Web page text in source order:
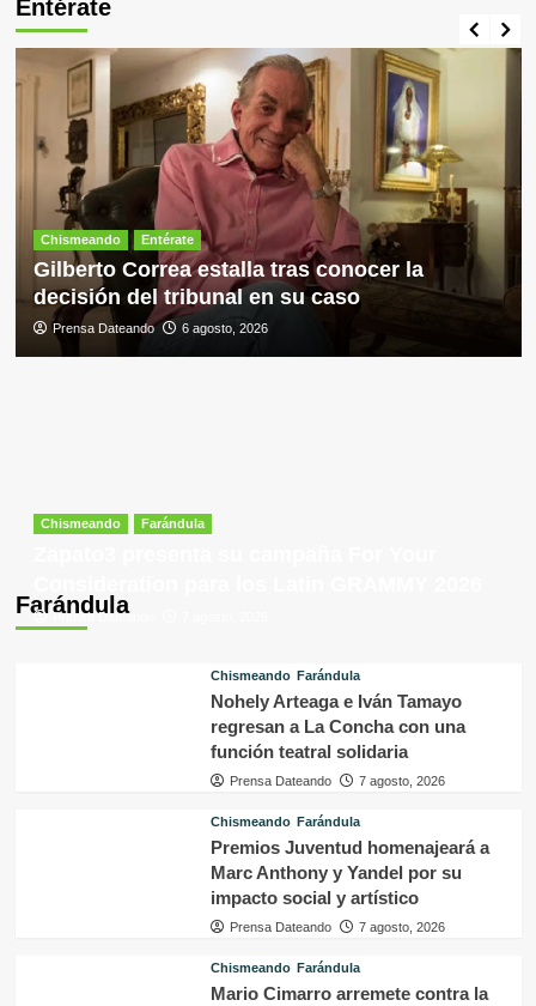
Entérate
Chismeando Entérate
Gilberto Correa estalla tras conocer la
decisión del tribunal en su caso
Prensa Dateando 6 agosto, 2026
Farándula
Chismeando Farándula
Prensa Dateando
Chismeando Farándula
Nohely Arteaga e Iván Tamayo
regresan a La Concha con una
función teatral solidaria
Prensa Dateando 7 agosto, 2026
Chismeando Farándula
Premios Juventud homenajeará a
Marc Anthony y Yandel por su
impacto social y artístico
Prensa Dateando 7 agosto, 2026
Chismeando Farándula
Mario Cimarro arremete contra la